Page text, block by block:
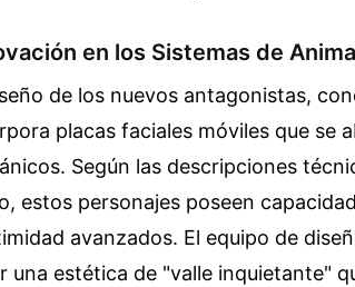
en los Sistemas de
de los nuevos antagonistas,
placas faciales móviles que se
Según las descripciones
estos personajes poseen
avanzados. El equipo de
una estética de "valle inquietante"